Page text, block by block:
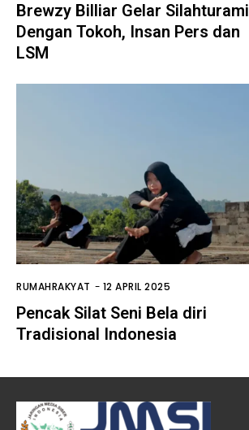
Brewzy Billiar Gelar Silahturami
Dengan Tokoh, Insan Pers dan
LSM
RUMAHRAKYAT - 12 APRIL 2025
Pencak Silat Seni Bela diri
Tradisional Indonesia